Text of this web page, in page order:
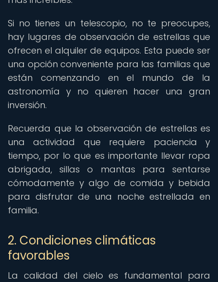
Si no tienes un telescopio, no te preocupes,
hay lugares de observación de estrellas que
ofrecen el alquiler de equipos. Esta puede ser
una opción conveniente para las familias que
están comenzando en el mundo de la
astronomía y no quieren hacer una gran
inversión.
Recuerda que la observación de estrellas es
una actividad que requiere paciencia y
tiempo, por lo que es importante llevar ropa
abrigada, sillas o mantas para sentarse
cómodamente y algo de comida y bebida
para disfrutar de una noche estrellada en
familia.
2. Condiciones climáticas
favorables
La calidad del cielo es fundamental para